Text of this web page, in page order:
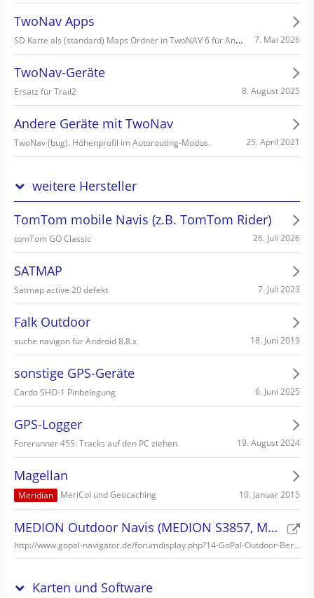
TwoNav Apps
SD Karte als (standard) Maps Ordner in TwoNAV 6 für Android einstellen/wählen 7. Mai 2026
TwoNav-Geräte
Ersatz für Trail2 8. August 2025
Andere Geräte mit TwoNav
TwoNav (bug). Höhenprofil im Autorouting-Modus. 25. April 2021
weitere Hersteller
TomTom mobile Navis (z.B. TomTom Rider)
tomTom GO Classic 26. Juli 2026
SATMAP
Satmap active 20 defekt 7. Juli 2023
Falk Outdoor
suche navigon für Android 8.8.x 18. Juni 2019
sonstige GPS-Geräte
Cardo SHO-1 Pinbelegung 6. Juni 2025
GPS-Logger
Forerunner 45S: Tracks auf den PC ziehen 19. August 2024
Magellan
Meridian MeriCol und Geocaching 10. Januar 2015
MEDION Outdoor Navis (MEDION S3857, MEDION S3747)
http://www.gopal-navigator.de/forumdisplay.php?14-GoPal-Outdoor-Bereich
Karten und Software